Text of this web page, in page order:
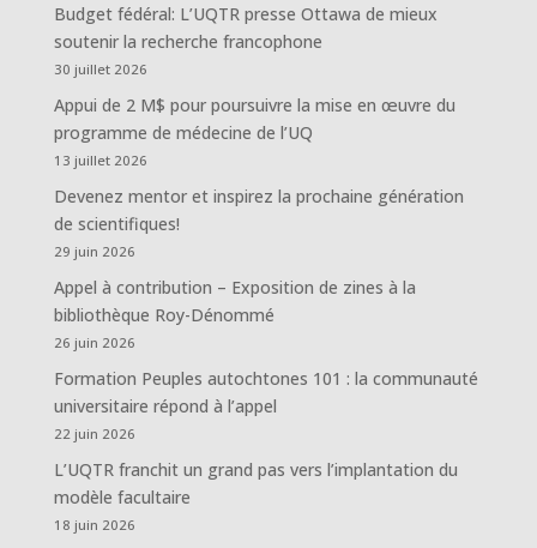
Budget fédéral: L’UQTR presse Ottawa de mieux
soutenir la recherche francophone
30 juillet 2026
Appui de 2 M$ pour poursuivre la mise en œuvre du
programme de médecine de l’UQ
13 juillet 2026
Devenez mentor et inspirez la prochaine génération
de scientifiques!
29 juin 2026
Appel à contribution – Exposition de zines à la
bibliothèque Roy-Dénommé
26 juin 2026
Formation Peuples autochtones 101 : la communauté
universitaire répond à l’appel
22 juin 2026
L’UQTR franchit un grand pas vers l’implantation du
modèle facultaire
18 juin 2026